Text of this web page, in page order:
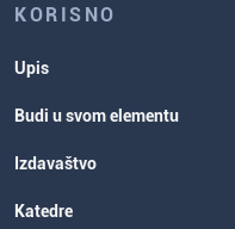
KORISNO
Upis
Budi u svom elementu
Izdavaštvo
Katedre